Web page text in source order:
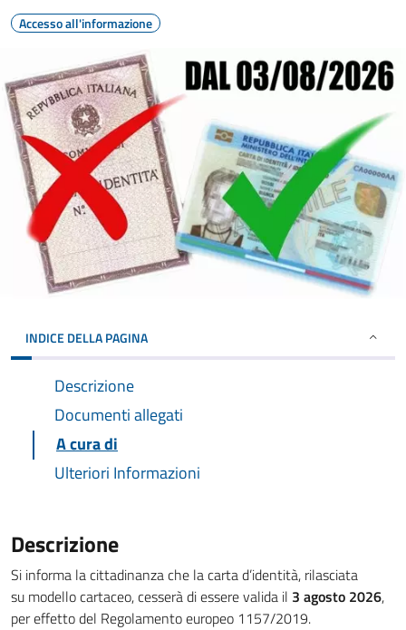
Accesso all'informazione
INDICE DELLA PAGINA
Descrizione
Documenti allegati
A cura di
Ulteriori Informazioni
Descrizione
Si informa la cittadinanza che la carta d’identità, rilasciata
su modello cartaceo, cesserà di essere valida il 3 agosto 2026,
per effetto del Regolamento europeo 1157/2019.